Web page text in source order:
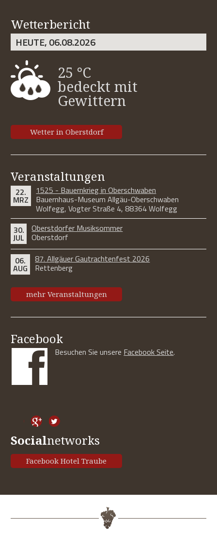
Wetterbericht
HEUTE, 06.08.2026
25 °C
bedeckt mit
Gewittern
Wetter in Oberstdorf
Veranstaltungen
22.
MRZ
1525 - Bauernkrieg in Oberschwaben
Bauernhaus-Museum Allgäu-Oberschwaben
Wolfegg, Vogter Straße 4, 88364 Wolfegg
30.
JUL
Oberstdorfer Musiksommer
Oberstdorf
06.
AUG
87. Allgäuer Gautrachtenfest 2026
Rettenberg
mehr Veranstaltungen
Facebook
Besuchen Sie unsere Facebook Seite.
Socialnetworks
Facebook Hotel Traube